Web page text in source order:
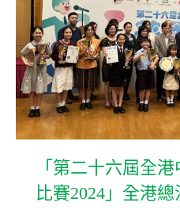
「第二十六屆全
比賽2024」全港